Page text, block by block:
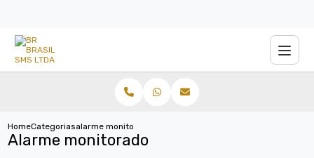
HomeCategoriasalarme monitorado
Alarme monitorado